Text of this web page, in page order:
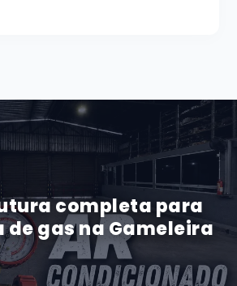
completa para
gas na Gameleira